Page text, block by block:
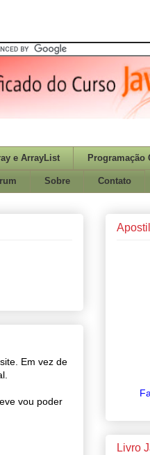
e ArrayList Programação
Sobre Contato
Em vez de
vou poder
Livro